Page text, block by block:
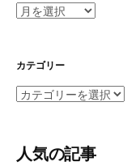
ア
イ
カテゴリー
カ
リ
人気の記事